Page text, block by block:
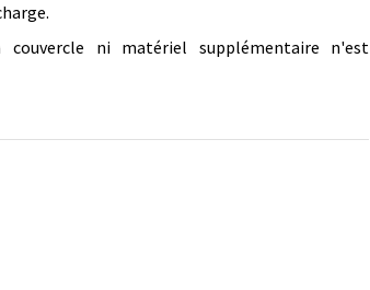
couvercle ni matériel supplémentaire n'est